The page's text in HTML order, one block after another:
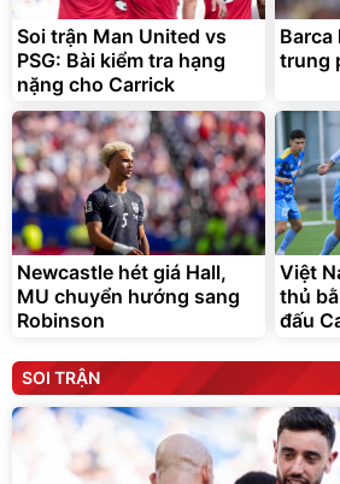
Soi trận Man United vs
PSG: Bài kiểm tra hạng
nặng cho Carrick
Barca
trung
Newcastle hét giá Hall,
MU chuyển hướng sang
Robinson
Việt
thủ
đấu
SOI TRẬN